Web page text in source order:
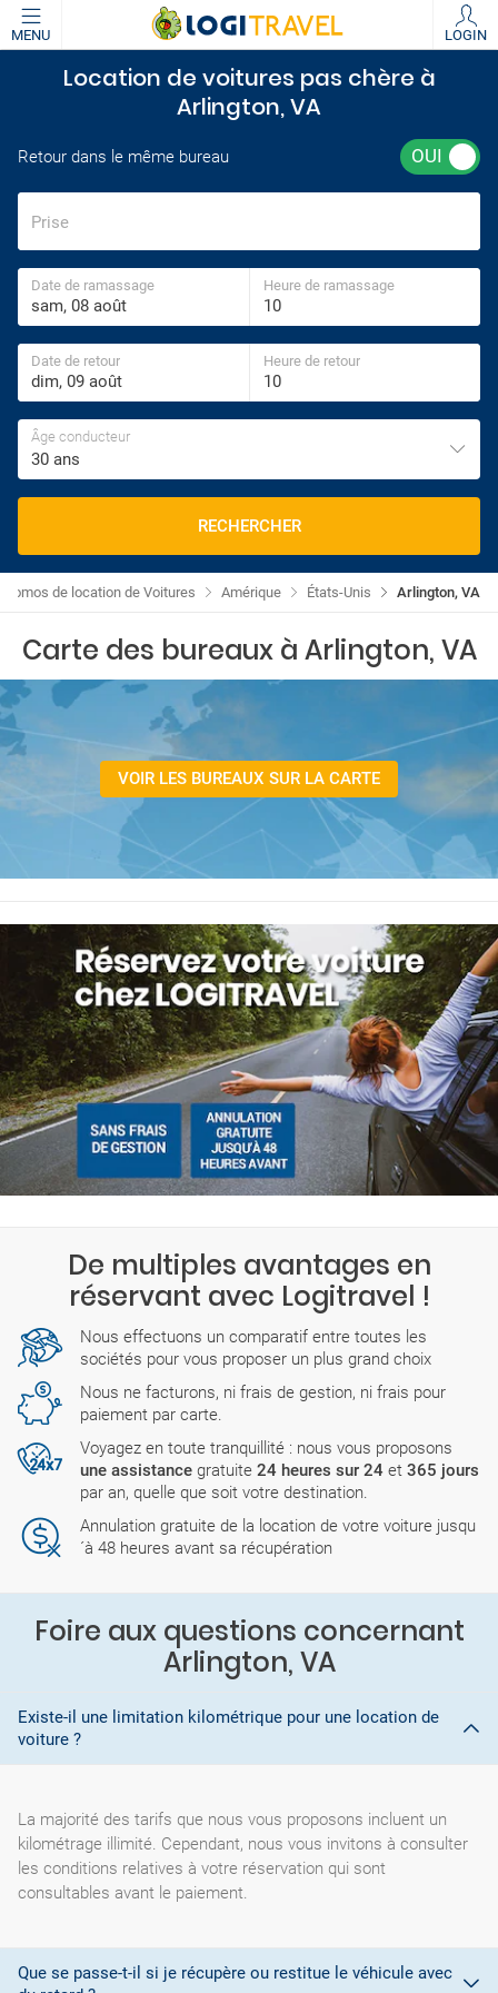
MENU LOGIN
Location de voitures pas chère à
Arlington, VA
Retour dans le même bureau
Prise
Date de ramassage Heure de ramassage
Date de retour Heure de retour
Âge conducteur
30 ans
RECHERCHER
Arlington, VA
États-Unis
Amérique
Promos de location de Voitures
Carte des bureaux à Arlington, VA
VOIR LES BUREAUX SUR LA CARTE
De multiples avantages en
réservant avec Logitravel !
Nous effectuons un comparatif entre toutes les
sociétés pour vous proposer un plus grand choix
Nous ne facturons, ni frais de gestion, ni frais pour
paiement par carte.
Voyagez en toute tranquillité : nous vous proposons
une assistance gratuite 24 heures sur 24 et 365 jours
par an, quelle que soit votre destination.
Annulation gratuite de la location de votre voiture jusqu
´à 48 heures avant sa récupération
Foire aux questions concernant
Arlington, VA
Existe-il une limitation kilométrique pour une location de
voiture ?
La majorité des tarifs que nous vous proposons incluent un
kilométrage illimité. Cependant, nous vous invitons à consulter
les conditions relatives à votre réservation qui sont
consultables avant le paiement.
Que se passe-t-il si je récupère ou restitue le véhicule avec